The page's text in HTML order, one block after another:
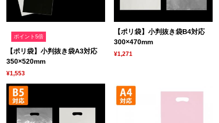
ポイント5倍
【ポリ袋】小判抜き袋A3対応
350×520mm
¥1,553
【ポリ袋】小判抜き袋B4対応
300×470mm
¥1,271